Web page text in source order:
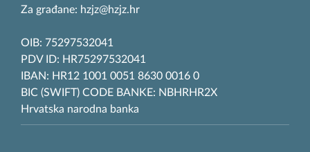
Za građane: hzjz@hzjz.hr
OIB: 75297532041
PDV ID: HR75297532041
IBAN: HR12 1001 0051 8630 0016 0
BIC (SWIFT) CODE BANKE: NBHRHR2X
Hrvatska narodna banka